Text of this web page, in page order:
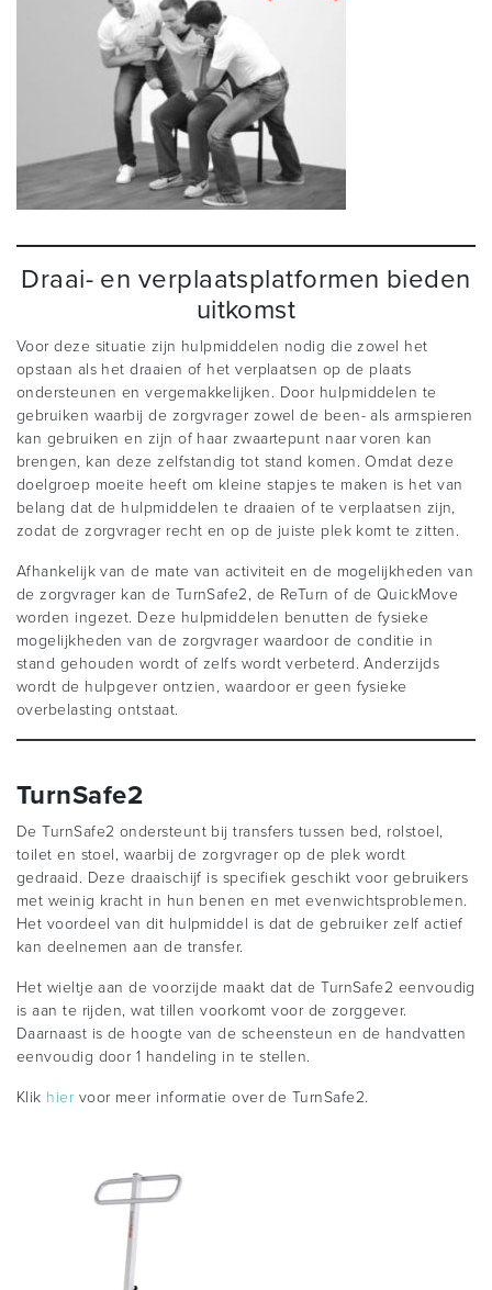
Draai- en verplaatsplatformen bieden
uitkomst
Voor deze situatie zijn hulpmiddelen nodig die zowel het
opstaan als het draaien of het verplaatsen op de plaats
ondersteunen en vergemakkelijken. Door hulpmiddelen te
gebruiken waarbij de zorgvrager zowel de been- als armspieren
kan gebruiken en zijn of haar zwaartepunt naar voren kan
brengen, kan deze zelfstandig tot stand komen. Omdat deze
doelgroep moeite heeft om kleine stapjes te maken is het van
belang dat de hulpmiddelen te draaien of te verplaatsen zijn,
zodat de zorgvrager recht en op de juiste plek komt te zitten.
Afhankelijk van de mate van activiteit en de mogelijkheden van
de zorgvrager kan de TurnSafe2, de ReTurn of de QuickMove
worden ingezet. Deze hulpmiddelen benutten de fysieke
mogelijkheden van de zorgvrager waardoor de conditie in
stand gehouden wordt of zelfs wordt verbeterd. Anderzijds
wordt de hulpgever ontzien, waardoor er geen fysieke
overbelasting ontstaat.
TurnSafe2
De TurnSafe2 ondersteunt bij transfers tussen bed, rolstoel,
toilet en stoel, waarbij de zorgvrager op de plek wordt
gedraaid. Deze draaischijf is specifiek geschikt voor gebruikers
met weinig kracht in hun benen en met evenwichtsproblemen.
Het voordeel van dit hulpmiddel is dat de gebruiker zelf actief
kan deelnemen aan de transfer.
Het wieltje aan de voorzijde maakt dat de TurnSafe2 eenvoudig
is aan te rijden, wat tillen voorkomt voor de zorggever.
Daarnaast is de hoogte van de scheensteun en de handvatten
eenvoudig door 1 handeling in te stellen.
Klik hier voor meer informatie over de TurnSafe2.